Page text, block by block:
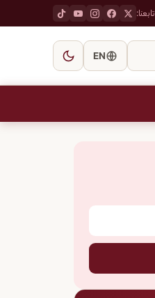
تابعنا:
EN